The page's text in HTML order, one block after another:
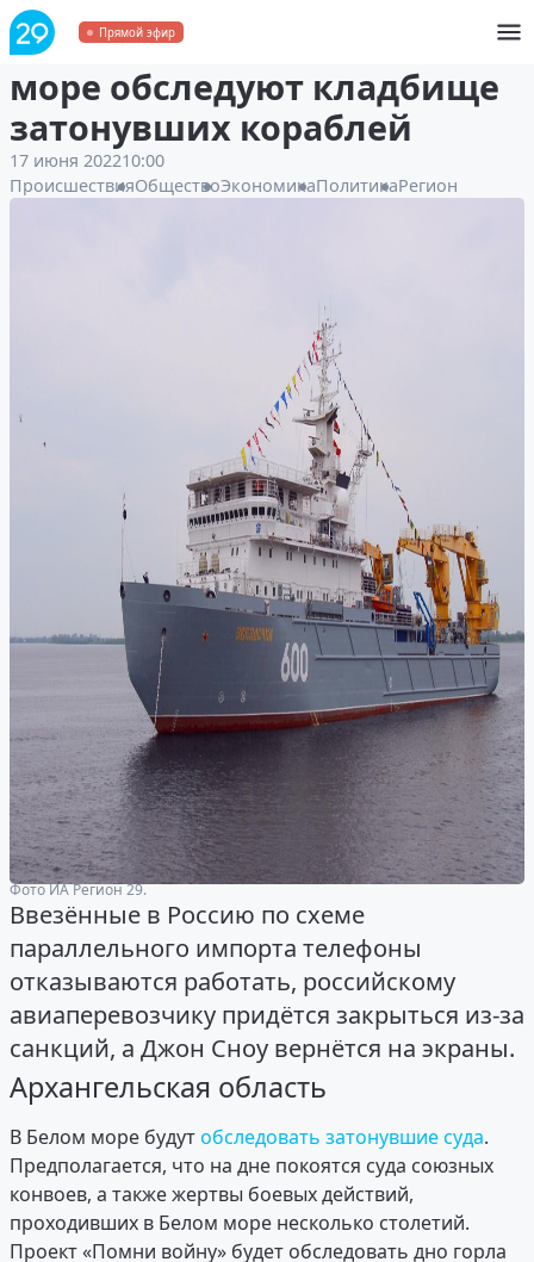
Прямой эфир
Пока вы спали: в Белом
море обследуют кладбище
затонувших кораблей
17 июня 202210:00
ПроисшествияОбществоЭкономикаПолитикаРегион
Фото ИА Регион 29.
Ввезённые в Россию по схеме
параллельного импорта телефоны
отказываются работать, российскому
авиаперевозчику придётся закрыться из-за
санкций, а Джон Сноу вернётся на экраны.
Архангельская область
В Белом море будутобследовать затонувшие суда.
Предполагается, что на дне покоятся суда союзных
конвоев, а также жертвы боевых действий,
проходивших в Белом море несколько столетий.
Проект «Помни войну» будет обследовать дно горла